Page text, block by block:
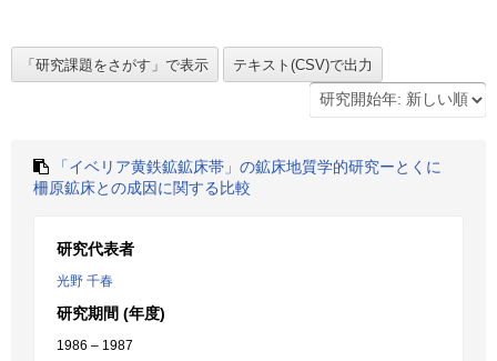
「イベリア黄鉄鉱鉱床帯」の鉱床地質学的研究ーとくに
柵原鉱床との成因に関する比較
研究代表者
光野 千春
研究期間 (年度)
1986 – 1987